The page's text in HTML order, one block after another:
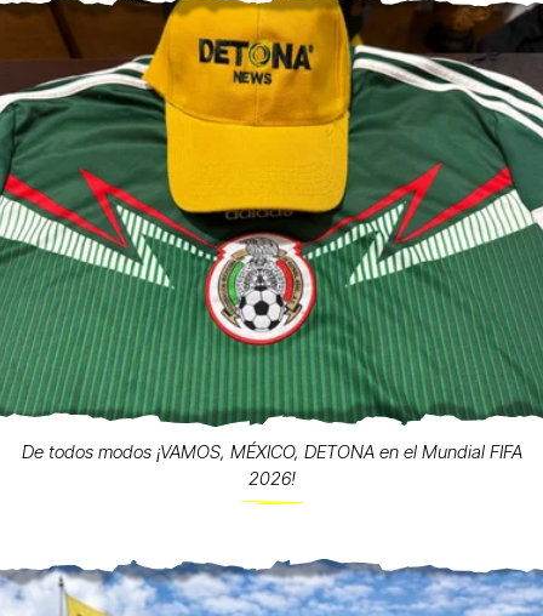
De todos modos ¡VAMOS, MÉXICO, DETONA en el Mundial FIFA
2026!